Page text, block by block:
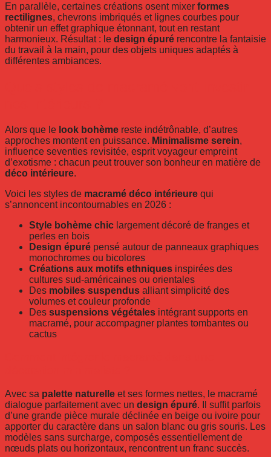
En parallèle, certaines créations osent mixer formes
rectilignes, chevrons imbriqués et lignes courbes pour
obtenir un effet graphique étonnant, tout en restant
harmonieux. Résultat : le design épuré rencontre la fantaisie
du travail à la main, pour des objets uniques adaptés à
différentes ambiances.
Alors que le look bohème reste indétrônable, d’autres
approches montent en puissance. Minimalisme serein,
influence seventies revisitée, esprit voyageur empreint
d’exotisme : chacun peut trouver son bonheur en matière de
déco intérieure.
Voici les styles de macramé déco intérieure qui
s’annoncent incontournables en 2026 :
Style bohème chic largement décoré de franges et
perles en bois
Design épuré pensé autour de panneaux graphiques
monochromes ou bicolores
Créations aux motifs ethniques inspirées des
cultures sud-américaines ou orientales
Des mobiles suspendus alliant simplicité des
volumes et couleur profonde
Des suspensions végétales intégrant supports en
macramé, pour accompagner plantes tombantes ou
cactus
Avec sa palette naturelle et ses formes nettes, le macramé
dialogue parfaitement avec un design épuré. Il suffit parfois
d’une grande pièce murale déclinée en beige ou ivoire pour
apporter du caractère dans un salon blanc ou gris souris. Les
modèles sans surcharge, composés essentiellement de
nœuds plats ou horizontaux, rencontrent un franc succès.